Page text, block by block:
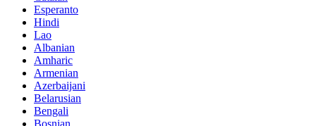
Esperanto
Hindi
Lao
Albanian
Amharic
Armenian
Azerbaijani
Belarusian
Bengali
Bosnian